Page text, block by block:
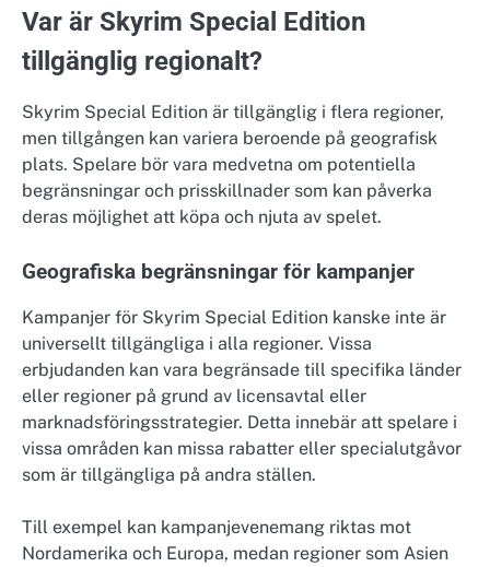
Var är Skyrim Special Edition
tillgänglig regionalt?
Skyrim Special Edition är tillgänglig i flera regioner,
men tillgången kan variera beroende på geografisk
plats. Spelare bör vara medvetna om potentiella
begränsningar och prisskillnader som kan påverka
deras möjlighet att köpa och njuta av spelet.
Geografiska begränsningar för kampanjer
Kampanjer för Skyrim Special Edition kanske inte är
universellt tillgängliga i alla regioner. Vissa
erbjudanden kan vara begränsade till specifika länder
eller regioner på grund av licensavtal eller
marknadsföringsstrategier. Detta innebär att spelare i
vissa områden kan missa rabatter eller specialutgåvor
som är tillgängliga på andra ställen.
Till exempel kan kampanjevenemang riktas mot
Nordamerika och Europa, medan regioner som Asien